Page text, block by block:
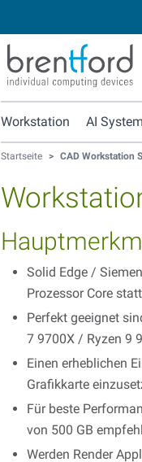
Workstation AI
Startseite > CAD Workstation
Solid Edge /
Prozessor Core
Perfekt geeignet
7 9700X / Ryzen 9
Einen erheblichen
Grafikkarte
Für beste
von 500 GB
Werden Render